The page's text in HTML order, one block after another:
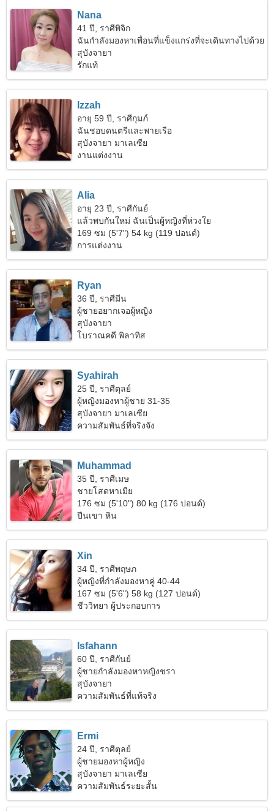
Nana
41 ปี, ราศีพิจิก
ฉันกำลังมองหาเพื่อนที่แข็งแกร่งที่จะเดินทางไปด้วย
กัน
สุบังจายา
รักแท้
Izzah
อายุ 59 ปี, ราศีกุมภ์
ฉันชอบดนตรีและพายเรือ
สุบังจายา มาเลเซีย
งานแต่งงาน
Alia
อายุ 23 ปี, ราศีกันย์
แล้วพบกันใหม่ ฉันเป็นผู้หญิงที่ห่วงใย
169 ซม (5'7") 54 kg (119 ปอนด์)
การแต่งงาน
Ryan
36 ปี, ราศีมีน
ผู้ชายอยากเจอผู้หญิง
สุบังจายา
โบราณคดี พิลาทิส
Syahirah
25 ปี, ราศีตุลย์
ผู้หญิงมองหาผู้ชาย 31-35
สุบังจายา มาเลเซีย
ความสัมพันธ์ที่จริงจัง
Muhammad
35 ปี, ราศีเมษ
ชายโสดหาเมีย
176 ซม (5'10") 80 kg (176 ปอนด์)
ปีนเขา หิน
Xin
34 ปี, ราศีพฤษภ
ผู้หญิงที่กำลังมองหาคู่ 40-44
167 ซม (5'6") 58 kg (127 ปอนด์)
ชีววิทยา ผู้ประกอบการ
Isfahann
60 ปี, ราศีกันย์
ผู้ชายกำลังมองหาหญิงชรา
สุบังจายา
ความสัมพันธ์ที่แท้จริง
Ermi
24 ปี, ราศีตุลย์
ผู้ชายมองหาผู้หญิง
สุบังจายา มาเลเซีย
ความสัมพันธ์ระยะสั้น